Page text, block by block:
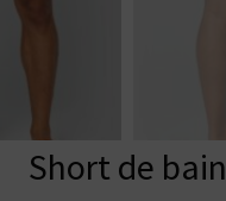
Short de bain